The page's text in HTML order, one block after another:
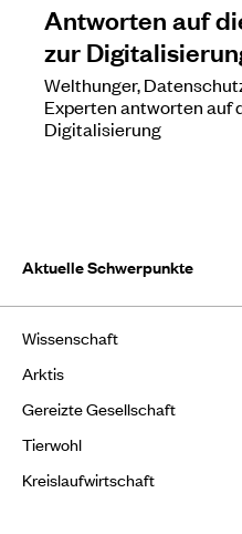
Antworten auf
zur
Welthunger,
Experten antworten auf
Digitalisierung
Aktuelle Schwerpunkte
Wissenschaft
Arktis
Gereizte Gesellschaft
Tierwohl
Kreislaufwirtschaft